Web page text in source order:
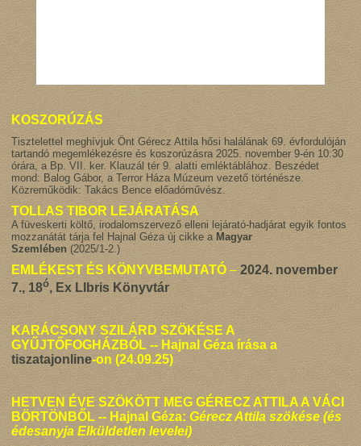
KOSZORÚZÁS
Tisztelettel meghívjuk Önt Gérecz Attila hősi halálának 69. évfordulóján
tartandó megemlékezésre és koszorúzásra 2025. november 9-én 10:30
órára, a Bp. VII. ker. Klauzál tér 9. alatti emléktáblához. Beszédet
mond: Balog Gábor, a Terror Háza Múzeum vezető történésze.
Közreműködik: Takács Bence előadóművész.
TOLLAS TIBOR LEJÁRATÁSA
A füveskerti költő, irodalomszervező elleni lejárató-hadjárat egyik fontos
mozzanátát tárja fel Hajnal Géza új cikke aMagyar
Szemlében (2025/1-2.)
EMLÉKEST ÉS KÖNYVBEMUTATÓ–2024. november
7., 18ó, Ex LIbris Könyvtár
KARÁCSONY SZILÁRD SZÖKÉSE A
GYŰJTŐFOGHÁZBÓL -- Hajnal Géza írása a
tiszatajonline-on (24.09.25)
HETVEN ÉVE SZÖKÖTT MEG GÉRECZ ATTILA A VÁCI
BÖRTÖNBŐL -- Hajnal Géza:Gérecz Attila szökése (és
édesanyja Elküldetlen levelei)